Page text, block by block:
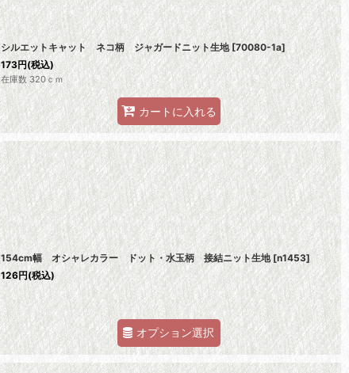
シルエットキャット ネコ柄 ジャガードニット生地 [70080-1a]
173円(税込)
在庫数 320ｃｍ
カートに入れる
154cm幅 オシャレカラー ドット・水玉柄 接結ニット生地 [n1453]
126円(税込)
オプション選択